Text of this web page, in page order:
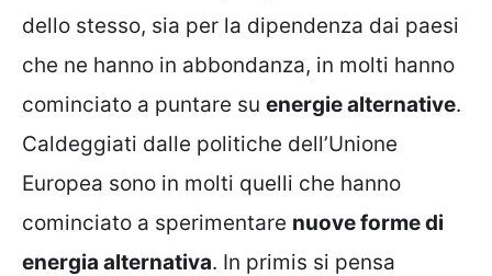
dello stesso, sia per la dipendenza dai paesi
che ne hanno in abbondanza, in molti hanno
cominciato a puntare su energie alternative.
Caldeggiati dalle politiche dell’Unione
Europea sono in molti quelli che hanno
cominciato a sperimentare nuove forme di
energia alternativa. In primis si pensa